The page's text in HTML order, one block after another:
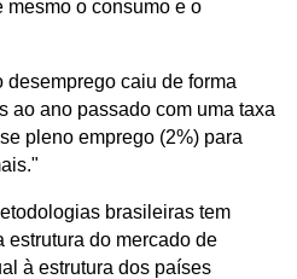
o consumo e o
caiu de forma
ao ano passado com uma taxa
pleno emprego (2%) para
brasileiras tem
estrutura do mercado de
à estrutura dos países